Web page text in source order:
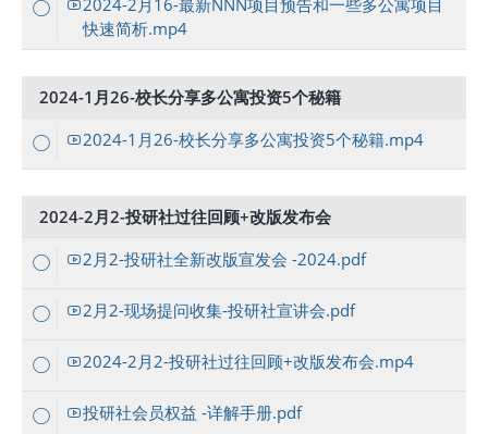
2024-2月16-最新NNN项目预告和一些多公寓项目
快速简析.mp4
2024-1月26-校长分享多公寓投资5个秘籍
2024-1月26-校长分享多公寓投资5个秘籍.mp4
2024-2月2-投研社过往回顾+改版发布会
2月2-投研社全新改版宣发会 -2024.pdf
2月2-现场提问收集-投研社宣讲会.pdf
2024-2月2-投研社过往回顾+改版发布会.mp4
投研社会员权益 -详解手册.pdf